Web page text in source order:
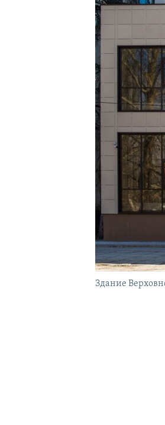
КРЫМ.НЕПОКОРЕННЫЙ
УКРАИНСКАЯ ПРОБЛЕМА КРЫМА
Здание